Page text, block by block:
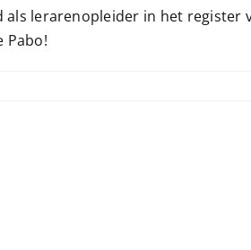
lerarenopleider in het register
Pabo!